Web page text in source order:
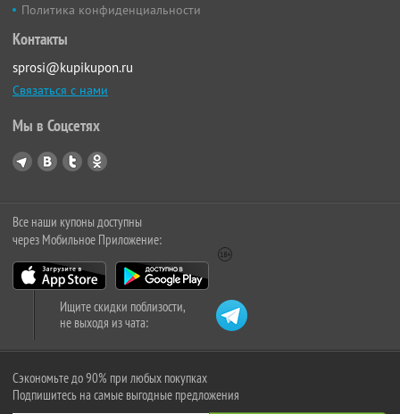
Политика конфиденциальности
Контакты
sprosi@kupikupon.ru
Связаться с нами
Мы в Соцсетях
Все наши купоны доступны
через Мобильное Приложение:
Ищите скидки поблизости,
не выходя из чата:
Сэкономьте до 90% при любых покупках
Подпишитесь на самые выгодные предложения